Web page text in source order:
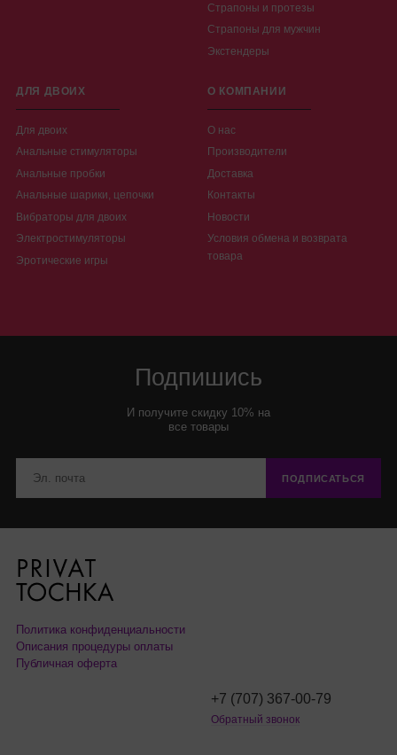
Страпоны и протезы
Страпоны для мужчин
Экстендеры
ДЛЯ ДВОИХ
Для двоих
Анальные стимуляторы
Анальные пробки
Анальные шарики, цепочки
Вибраторы для двоих
Электростимуляторы
Эротические игры
О КОМПАНИИ
О нас
Производители
Доставка
Контакты
Новости
Условия обмена и возврата
товара
Подпишись
И получите скидку 10% на
все товары
ПОДПИСАТЬСЯ
Политика конфиденциальности
Описания процедуры оплаты
Публичная оферта
+7 (707) 367-00-79
Обратный звонок